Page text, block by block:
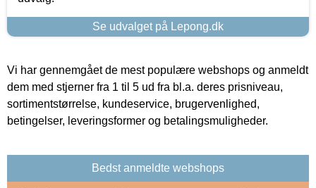
Se udvalget på Lepong.dk
Vi har gennemgået de mest populære webshops og anmeldt
dem med stjerner fra 1 til 5 ud fra bl.a. deres prisniveau,
sortimentstørrelse, kundeservice, brugervenlighed,
betingelser, leveringsformer og betalingsmuligheder.
Bedst anmeldte webshops